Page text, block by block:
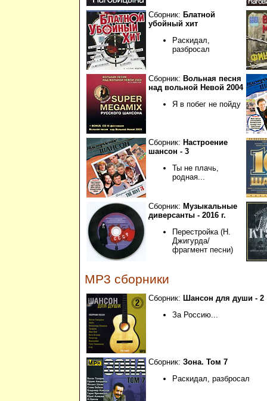
Сборник: Блатной
убойный хит
Раскидал,
разбросал
Сборник: Вольная песня
над вольной Невой 2004
Я в побег не пойду
Сборник: Настроение
шансон - 3
Ты не плачь,
родная...
Сборник: Музыкальные
диверсанты - 2016 г.
Перестройка (Н.
Джигурда/
фрагмент песни)
MP3 сборники
Сборник: Шансон для души - 2
За Россию...
Сборник: Зона. Том 7
Раскидал, разбросал